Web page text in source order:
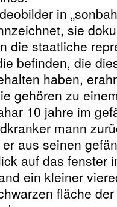
in
sie
die staatliche
befinden, die
haben,
gehören zu
10 jahre im
mann
aus seinen
auf das fenster
ein kleiner
fläche